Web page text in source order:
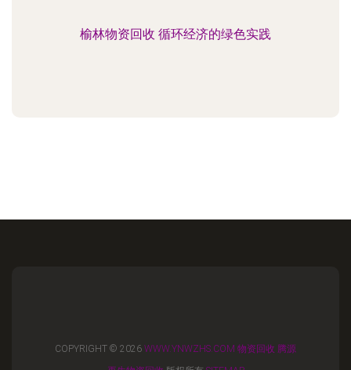
榆林物资回收 循环经济的绿色实践
COPYRIGHT © 2026 WWW.YNWZHS.COM 物资回收 腾源